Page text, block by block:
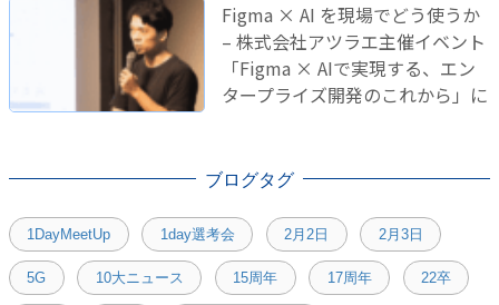
Figma × AI を現場でどう使うか
– 株式会社アツラエ主催イベント
「Figma × AIで実現する、エン
タープライズ開発のこれから」に
ブログタグ
1DayMeetUp 1day選考会 2月2日 2月3日
5G 10大ニュース 15周年 17周年 22卒